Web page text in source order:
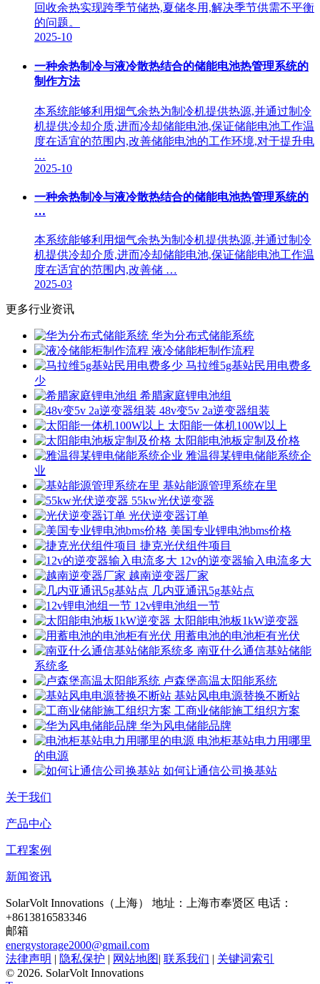
回收余热实现跨季节储热,夏储冬用,解决季节供需不平衡
的问题。
2025-10
一种余热制冷与液冷散热结合的储能电池热管理系统的
制作方法
本系统能够利用烟气余热为制冷机提供热源,并通过制冷
机提供冷却介质,进而冷却储能电池,保证储能电池工作温
度在适宜的范围内,改善储能电池的工作环境,对于提升电
…
2025-10
一种余热制冷与液冷散热结合的储能电池热管理系统的
…
本系统能够利用烟气余热为制冷机提供热源,并通过制冷
机提供冷却介质,进而冷却储能电池,保证储能电池工作温
度在适宜的范围内,改善储 …
2025-03
更多行业资讯
华为分布式储能系统
液冷储能柜制作流程
马拉维5g基站民用电费多
少
希腊家庭锂电池组
48v变5v 2a逆变器组装
太阳能一体机100W以上
太阳能电池板定制及价格
雅温得某锂电储能系统企
业
基站能源管理系统在里
55kw光伏逆变器
光伏逆变器订单
美国专业锂电池bms价格
捷克光伏组件项目
12v的逆变器输入电流多大
越南逆变器厂家
几内亚通讯5g基站点
12v锂电池组一节
太阳能电池板1kW逆变器
用蓄电池的电池柜有光伏
南亚什么通信基站储能
系统多
卢森堡高温太阳能系统
基站风电电源替换不断站
工商业储能施工组织方案
华为风电储能品牌
电池柜基站电力用哪里
的电源
如何让通信公司换基站
关于我们
产品中心
工程案例
新闻资讯
SolarVolt Innovations（上海） 地址：上海市奉贤区 电话：
+8613816583346
邮箱
energystorage2000@gmail.com
法律声明 | 隐私保护 | 网站地图| 联系我们 | 关键词索引
© 2026. SolarVolt Innovations